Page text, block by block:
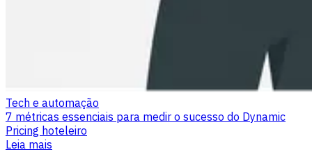
Tech e automação
7 métricas essenciais para medir o sucesso do Dynamic
Pricing hoteleiro
Leia mais